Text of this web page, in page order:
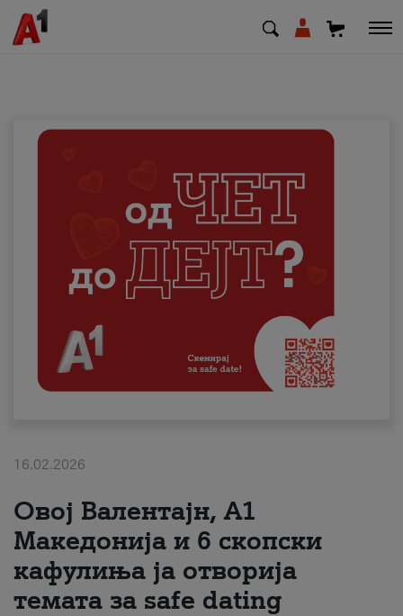
Деловни
Поддршка
Надополни кредит
Плати сметка
#ПодобарОнлајн
16.02.2026
Овој Валентајн, A1
Македонија и 6 скопски
кафулиња ја отворија
темата за safe dating